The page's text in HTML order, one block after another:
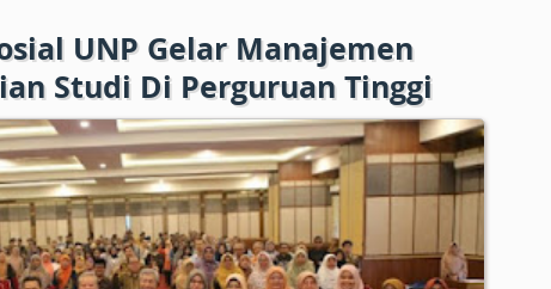
UNP Gelar Manajemen
Studi Di Perguruan Tinggi